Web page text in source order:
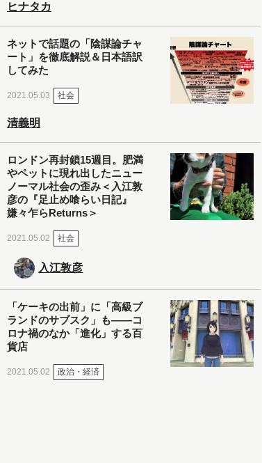
ヒナタカ
ネットで話題の「陰謀論チャ
ート」を徹底解説＆日本語訳
してみた
2021.05.03 社会
清義明
ロンドン再封鎖15週目。肥満
やペットに現れ出したニュー
ノーマル社会の歪み＜入江敦
彦の『足止め喰らい日記』
嫌々乍らReturns＞
2021.05.02 社会
入江敦彦
「ケーキの出前」に「高級ブ
ランドのサブスク」も――コ
ロナ禍のなか「進化」する百
貨店
2021.05.02 政治・経済